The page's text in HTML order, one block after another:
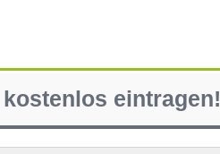
eintragen!